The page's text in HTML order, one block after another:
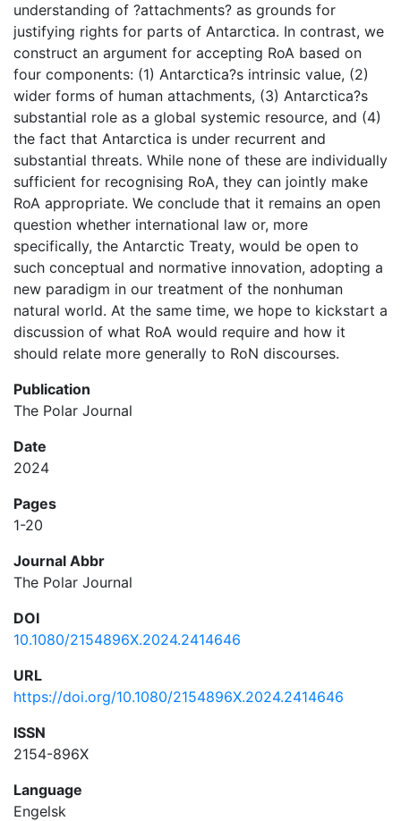
understanding of ?attachments? as grounds for
justifying rights for parts of Antarctica. In contrast, we
construct an argument for accepting RoA based on
four components: (1) Antarctica?s intrinsic value, (2)
wider forms of human attachments, (3) Antarctica?s
substantial role as a global systemic resource, and (4)
the fact that Antarctica is under recurrent and
substantial threats. While none of these are individually
sufficient for recognising RoA, they can jointly make
RoA appropriate. We conclude that it remains an open
question whether international law or, more
specifically, the Antarctic Treaty, would be open to
such conceptual and normative innovation, adopting a
new paradigm in our treatment of the nonhuman
natural world. At the same time, we hope to kickstart a
discussion of what RoA would require and how it
should relate more generally to RoN discourses.
Publication
The Polar Journal
Date
2024
Pages
1-20
Journal Abbr
The Polar Journal
DOI
10.1080/2154896X.2024.2414646
URL
https://doi.org/10.1080/2154896X.2024.2414646
ISSN
2154-896X
Language
Engelsk